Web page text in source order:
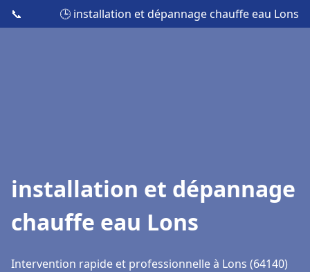
📞 🕒 installation et dépannage chauffe eau Lons
installation et dépannage
chauffe eau Lons
Intervention rapide et professionnelle à Lons (64140)